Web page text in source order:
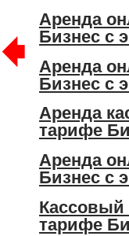
Аренда
Бизнес с
Аренда
Бизнес с
Аренда
тарифе
Аренда
Бизнес с
Кассовый
тарифе
🠸